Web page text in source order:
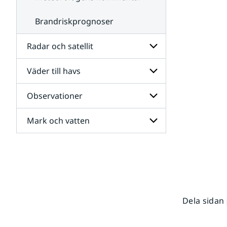
Brandriskprognoser
Radar och satellit
Undersidor
för
Radar
och
satellit
Väder till havs
Undersidor
för
Väder
till
havs
Observationer
Undersidor
för
Mark och vatten
Dela sidan